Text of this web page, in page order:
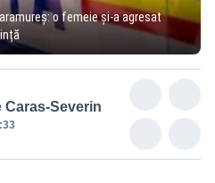
o femeie și-a agresat
Caras-Severin